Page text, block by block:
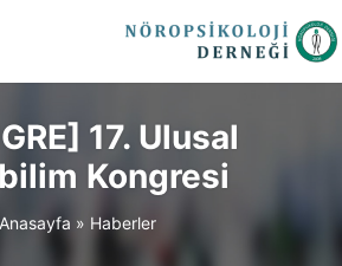
17. Ulusal
Kongresi
Anasayfa » Haberler